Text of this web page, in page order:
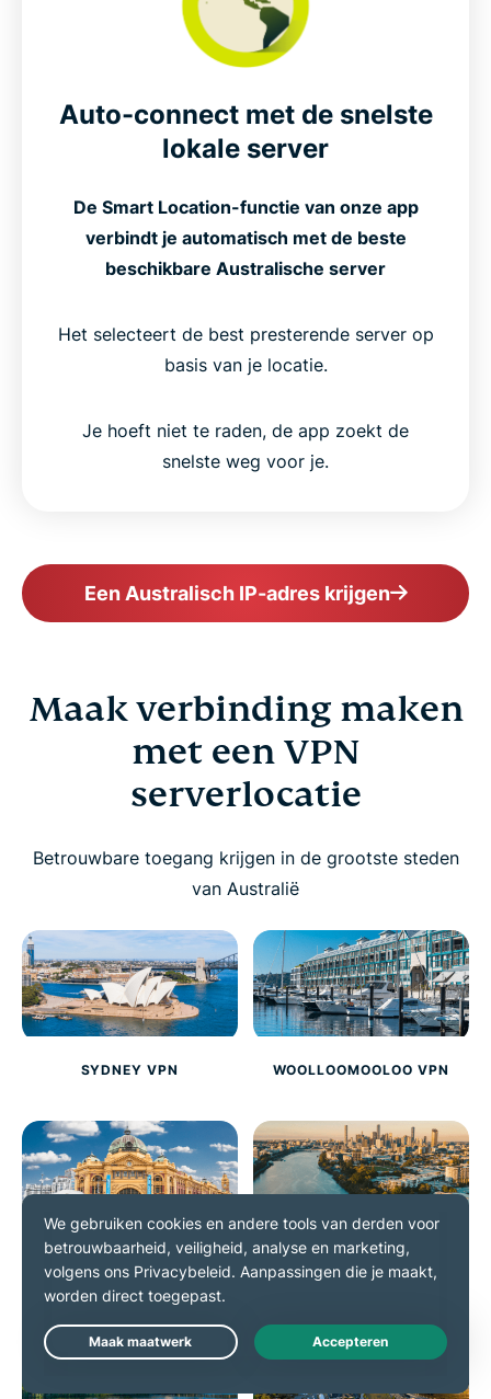
Auto-connect met de snelste
lokale server
De Smart Location-functie van onze app
verbindt je automatisch met de beste
beschikbare Australische server
Het selecteert de best presterende server op
basis van je locatie.
Je hoeft niet te raden, de app zoekt de
snelste weg voor je.
Een Australisch IP-adres krijgen
Maak verbinding maken
met een VPN
serverlocatie
Betrouwbare toegang krijgen in de grootste steden
van Australië
SYDNEY VPN WOOLLOOMOOLOO VPN
MELBOURNE VPN BRISBANE VPN
Live Chat